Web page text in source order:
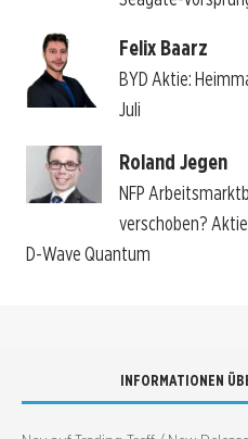
Felix Baarz
BYD Aktie:
Juli
Roland Jegen
NFP
verschoben?
D-Wave Quantum
INFORMATIONEN